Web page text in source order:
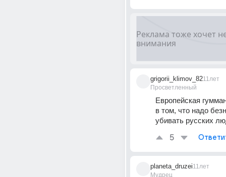
grigorii_klimov_82
Просветленный
11лет
Европейская
в том, что надо
убивать русских
5
planeta_druzei
Мудрец
11лет